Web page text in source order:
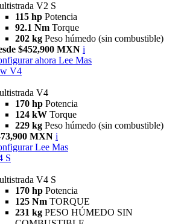
V2 S
115 hp Potencia
92.1 Nm Torque
202 kg Peso húmedo (sin combustible)
$452,900 MXN i
ahora Lee Mas
V4
V4
170 hp Potencia
124 kW Torque
229 kg Peso húmedo (sin combustible)
MXN i
Lee Mas
S
V4 S
170 hp Potencia
125 Nm TORQUE
231 kg PESO HÚMEDO SIN